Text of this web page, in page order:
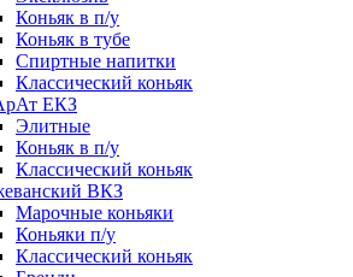
Коньяк в п/у
Коньяк в тубе
Спиртные напитки
Классический коньяк
ЕКЗ
Элитные
Коньяк в п/у
Классический коньяк
ВКЗ
Марочные коньяки
Коньяки п/у
Классический коньяк